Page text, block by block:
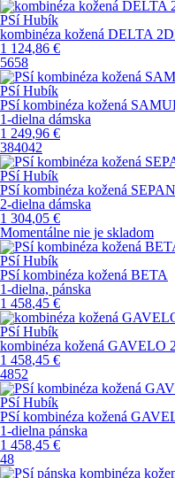
PSí Hubík
kombinéza kožená DELTA
1 124,86 €
5658
PSí Hubík
PSí kombinéza kožená
1-dielna dámska
1 249,96 €
384042
PSí Hubík
PSí kombinéza kožená
2-dielna dámska
1 304,05 €
Momentálne nie je skladom
PSí Hubík
PSí kombinéza kožená BETA
1-dielna, pánska
1 458,45 €
PSí Hubík
kombinéza kožená
1 458,45 €
4852
PSí Hubík
PSí kombinéza kožená
1-dielna pánska
1 458,45 €
48